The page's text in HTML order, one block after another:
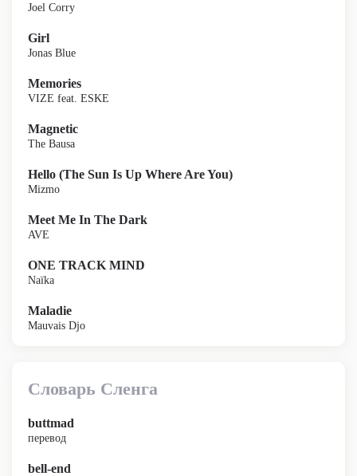
Joel Corry
Girl
Jonas Blue
Memories
VIZE feat. ESKE
Magnetic
The Bausa
Hello (The Sun Is Up Where Are You)
Mizmo
Meet Me In The Dark
AVE
ONE TRACK MIND
Naïka
Maladie
Mauvais Djo
Словарь Сленга
buttmad
перевод
bell-end